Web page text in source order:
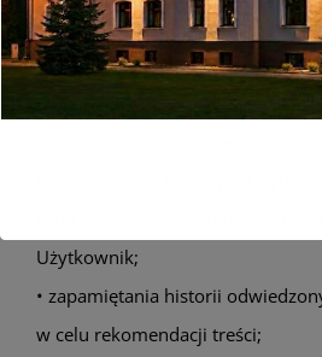
jego lokalizację i odpowiednio
internetowej, dostosowanej do
Użytkownik;
• zapamiętania historii
w celu rekomendacji treści;